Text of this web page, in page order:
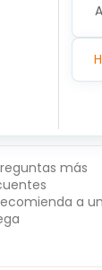
más
a un